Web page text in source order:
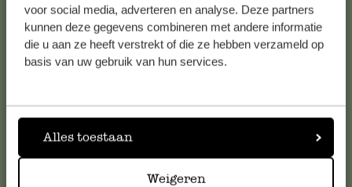
voor social media, adverteren en analyse. Deze partners
kunnen deze gegevens combineren met andere informatie
die u aan ze heeft verstrekt of die ze hebben verzameld op
basis van uw gebruik van hun services.
Alles toestaan
Weigeren
Sie sich bitte an unseren Kundenservice. Oder lesen Sie hier
die Antworten aufhäufig gestellte Fragen.
Online-Kundenservice